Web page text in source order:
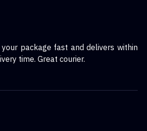
package fast and delivers within
time. Great courier.